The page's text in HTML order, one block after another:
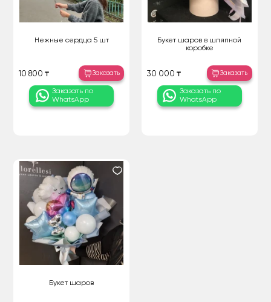
Нежные сердца 5 шт
10 800 ₸ Заказать
Заказать по
WhatsApp
Букет шаров в шляпной
коробке
30 000 ₸ Заказать
Заказать по
WhatsApp
Букет шаров